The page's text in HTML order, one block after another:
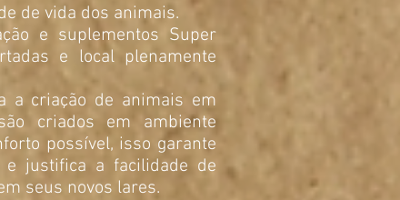
de vida dos animais.
e suplementos Super
e local plenamente
a criação de animais em
criados em ambiente
possível, isso garante
justifica a facilidade de
seus novos lares.